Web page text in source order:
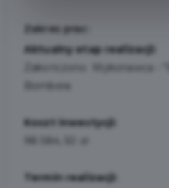
Zakres prac:
Aktualny etap realizacji:
Zakończono. Wykonawca -
Koszt inwestycji:
Termin realizacji: